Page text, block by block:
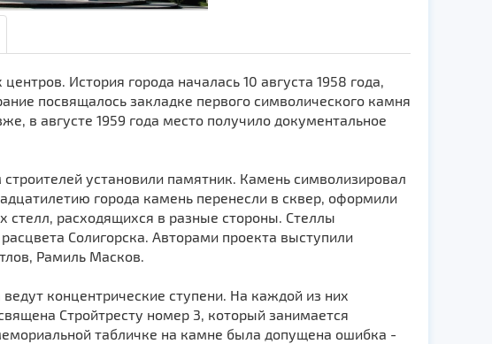
История города началась 10 августа 1958 года,
посвящалось закладке первого символического камня
в августе 1959 года место получило документальное
установили памятник. Камень символизировал
города камень перенесли в сквер, оформили
стелл, расходящихся в разные стороны. Стеллы
Солигорска. Авторами проекта выступили
Рамиль Масков.
концентрические ступени. На каждой из них
Стройтресту номер 3, который занимается
табличке на камне была допущена ошибка -